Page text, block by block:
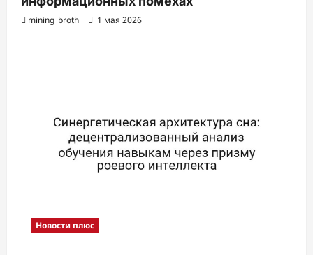
mining_broth 1 мая 2026
Новости плюс